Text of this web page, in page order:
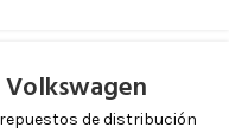
de distribución